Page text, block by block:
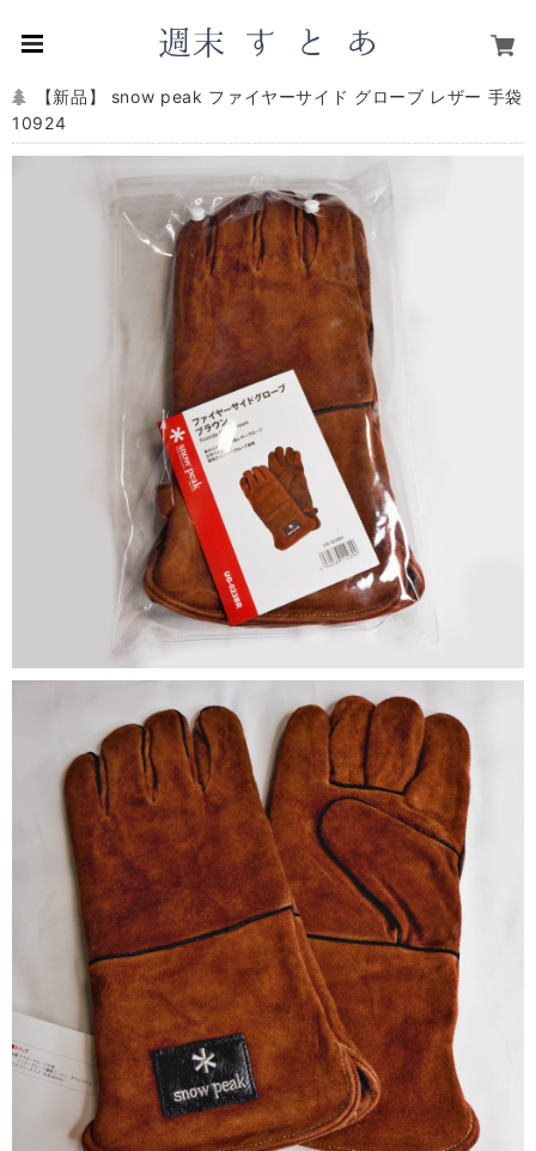
【新品】 snow peak ファイヤーサイド グローブ レザー 手袋
10924